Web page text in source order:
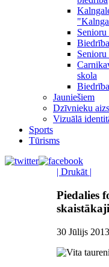
skola
Jauniešiem
Dzīvnieku
Vizuālā
Sports
Tūrisms
| Drukāt |
Piedalies
30 Jūlijs 2013